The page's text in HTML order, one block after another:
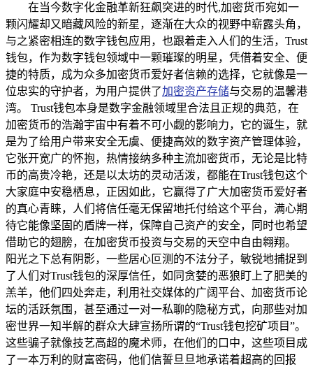
在当今数字化金融革新狂飙突进的时代,加密货币宛如一
颗闪耀却又暗藏风险的新星，逐渐在大众的视野中崭露头角，
与之紧密相连的数字钱包应用，也跟着走入人们的生活，Trust
钱包，作为数字钱包领域中一颗璀璨的明星，凭借着安全、便
捷的特质，成为众多加密货币爱好者信赖的选择，它就像是一
位忠实的守护者，为用户提供了加密资产存储与交易的温馨港
湾。 Trust钱包本身是数字金融领域里合法且正规的典范，在
加密货币的浩瀚宇宙中有着不可小觑的影响力，它的诞生，就
是为了给用户带来安全无虞、便捷高效的数字资产管理体验，
它张开宽广的怀抱，热情接纳多种主流加密货币，无论是比特
币的高贵冷艳，还是以太坊的灵动活泼，都能在Trust钱包这个
大家庭中安稳栖息，正因如此，它赢得了广大加密货币爱好者
的真心青睐，人们将信任毫无保留地托付给这个平台，满心期
待它能像坚固的盾牌一样，保障自己资产的安全，同时也希望
借助它的翅膀，在加密货币投资与交易的天空中自由翱翔。
阳光之下总有阴影，一些居心叵测的不法分子，敏锐地捕捉到
了人们对Trust钱包的深厚信任，如同贪婪的恶狼盯上了肥美的
羔羊，他们四处奔走，利用社交媒体的广阔平台、加密货币论
坛的活跃氛围，甚至通过一对一私聊的隐秘方式，向那些对加
密世界一知半解的群众大肆宣扬所谓的“Trust钱包挖矿项目”。
这些骗子就像技艺高超的魔术师，在他们的口中，这些项目成
了一本万利的财富密码，他们信誓旦旦地承诺着超高的回报